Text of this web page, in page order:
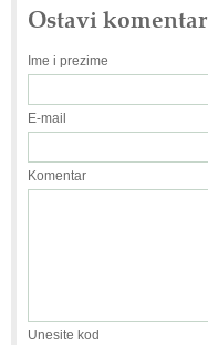
Ostavi komentar
Ime i prezime
E-mail
Komentar
Unesite kod